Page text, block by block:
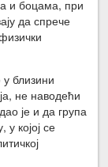
и боцама, при
да спрече
близини
не наводећи
је и да група
којој се